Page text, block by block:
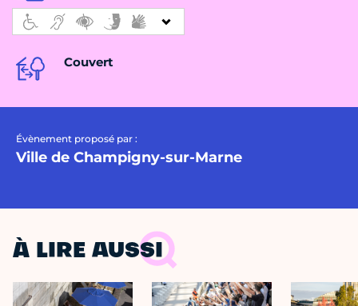
Couvert
Évènement proposé par :
Ville de Champigny-sur-Marne
À LIRE AUSSI